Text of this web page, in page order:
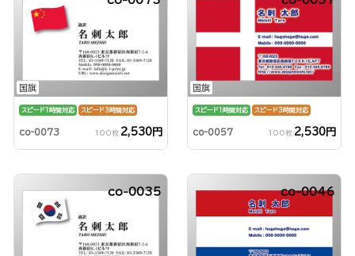
国旗
スピード1時間対応 スピード3時間対応
co-0073 100枚 2,530円
国旗
スピード1時間対応 スピード3時間対応
co-0057 100枚 2,530円
co-0035 co-0046